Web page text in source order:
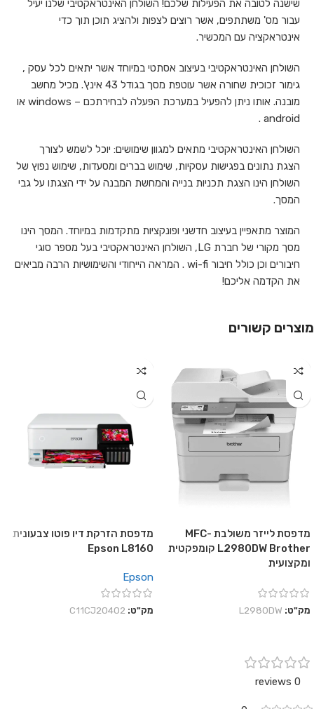
שישנה לטובה את הפעילות שלכם! השולחן האינטראקטיבי שלנו יעיל
עבור מס' משתתפים, אשר רוצים לצפות ולהציג תוכן תוך כדי
אינטראקציה עם המכשיר.
השולחן האינטראקטיבי בעיצוב אסתטי במיוחד אשר יתאים לכל עסק ,
גימור זכוכית שחורה אשר עוטפת מסך בגודל 43 אינץ'. מכיל מחשב
מובנה. אותו ניתן להפעיל במערכת הפעלה לבחירתכם – windows או
android .
השולחן האינטראקטיבי מתאים למגוון שימושים: יוכל לשמש לצורך
הצגת נתונים בפגישות עסקיות, שימוש בברים ומסעדות, שימוש נפוץ של
השולחן הינו הצגת תכניות בנייה והמחשת המבנה על ידי הצגתו על גבי
המסך.
המוצר מתאפיין בעיצוב חדשני ופונקציות מתקדמות במיוחד. המסך הינו
מסך מקורי של חברת LG, השולחן האינטראקטיבי בעל מספר סוגי
חיבורים וכן כולל חיבור wi-fi . המראה הייחודי והשימושיות הרבה מביאים
את הקדמה אליכם!
מוצרים קשורים
מדפסת לייזר משולבת MFC-
L2980DW Brother קומפקטית
ומקצועית
מק"ט: L2980DW
מדפסת הזרקת דיו פוטו צבעונית
Epson L8160
Epson
מק"ט: C11CJ20402
0 reviews